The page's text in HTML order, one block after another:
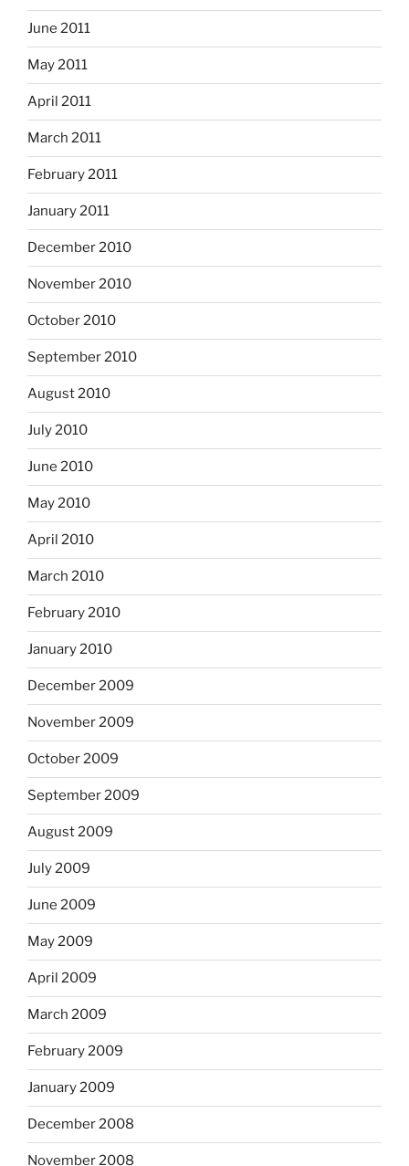
June 2011
May 2011
April 2011
March 2011
February 2011
January 2011
December 2010
November 2010
October 2010
September 2010
August 2010
July 2010
June 2010
May 2010
April 2010
March 2010
February 2010
January 2010
December 2009
November 2009
October 2009
September 2009
August 2009
July 2009
June 2009
May 2009
April 2009
March 2009
February 2009
January 2009
December 2008
November 2008